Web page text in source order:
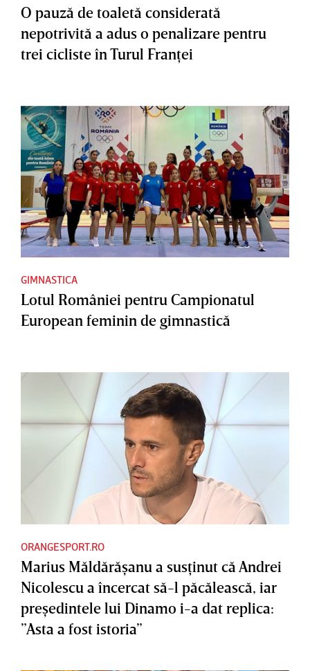
O pauză de toaletă considerată
nepotrivită a adus o penalizare pentru
trei cicliste în Turul Franţei
GIMNASTICA
Lotul României pentru Campionatul
European feminin de gimnastică
ORANGESPORT.RO
Marius Măldărăşanu a susţinut că Andrei
Nicolescu a încercat să-l păcălească, iar
preşedintele lui Dinamo i-a dat replica:
”Asta a fost istoria”